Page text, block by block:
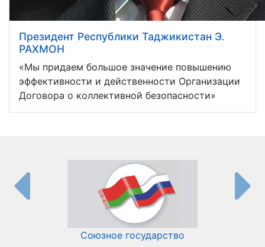
Президент Республики Таджикистан Э.
РАХМОН
«Мы придаем большое значение повышению
эффективности и действенности Организации
Договора о коллективной безопасности»
Союзное государство